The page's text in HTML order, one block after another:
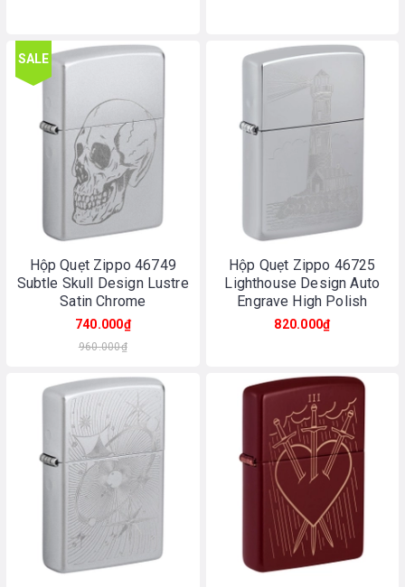
SALE
Hộp Quẹt Zippo 46749
Subtle Skull Design Lustre
Satin Chrome
740.000₫
960.000₫
Hộp Quẹt Zippo 46725
Lighthouse Design Auto
Engrave High Polish
Chrome
820.000₫